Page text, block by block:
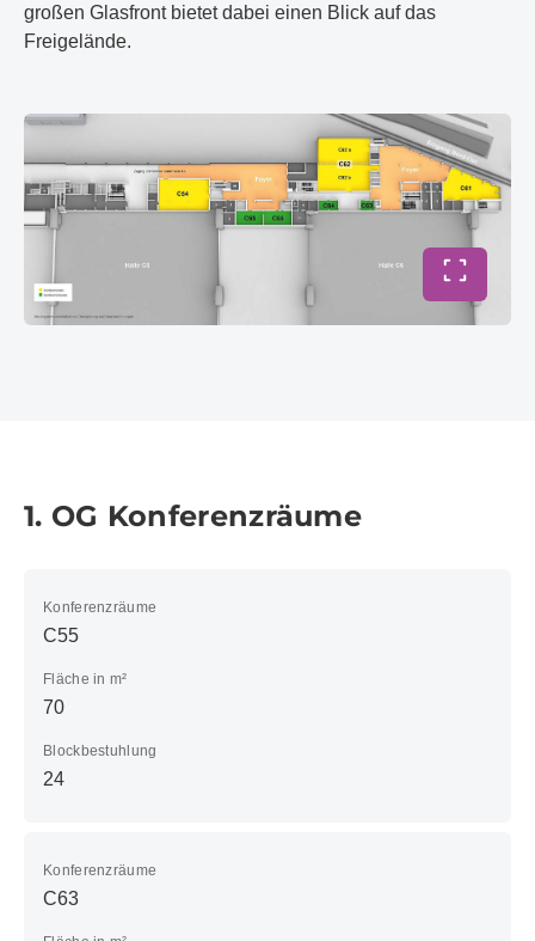
großen Glasfront bietet dabei einen Blick auf das
Freigelände.
Vollbild
1. OG Konferenzräume
Konferenzräume
C55
Fläche in m²
70
Blockbestuhlung
24
Konferenzräume
C63